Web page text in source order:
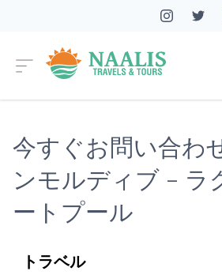
今すぐお問い合わ
ンモルディブ - ラ
ートプール
トラベル